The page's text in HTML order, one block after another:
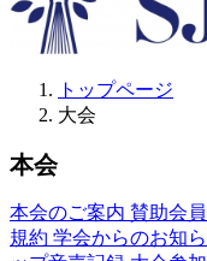
トップページ
大会
本会
本会のご案内 賛助会
規約 学会からのお知